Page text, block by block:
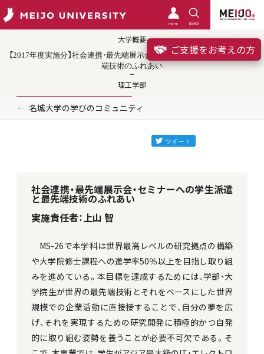
meimo SEARCH
ご支援をお考えの方
大学概要
【2017年度実施分】社会連携・最先端展示会・セミナーへの学生派遣と最先
端技術のふれあい
理工学部
名城大学の学びのコミュニティ
社会連携・最先端展示会・セミナーへの学生派遣
と最先端技術のふれあい
実施責任者：上山 智
MS-26で本学科は世界最高レベルの研究拠点の構築
や大学院修士課程への進学率50％以上を目指し取り組
みを進めている。本目標を達成するためには、学部・大
学院生が世界の最先端技術とそれをベースにした世界
規模での企業活動に直接接することで、自分の夢を広
げ、それを実現するための研究開発に積極的かつ自発
的に取り組む姿勢を養うことが必要不可欠である。そ